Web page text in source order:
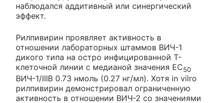
наблюдался аддитивный или синергический
эффект.
Рилпивирин проявляет активность в
отношении лабораторных штаммов ВИЧ-1
дикого типа на остро инфицированной Т-
клеточной линии с медианой значения ЕС50
ВИЧ-1/IIIB 0.73 нмоль (0.27 нг/мл). Хотя in vilro
рилпивирин демонстрировал ограниченную
активность в отношении ВИЧ-2 со значениями